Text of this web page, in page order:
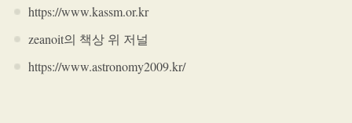
https://www.kassm.or.kr
zeanoit의 책상 위 저널
https://www.astronomy2009.kr/